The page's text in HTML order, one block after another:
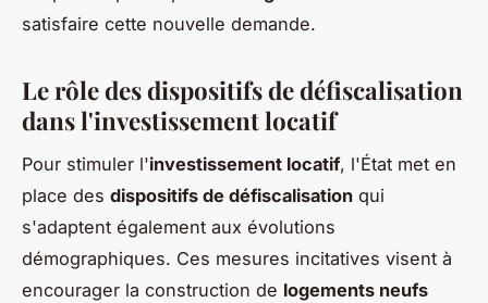
satisfaire cette nouvelle demande.
Le rôle des dispositifs de défiscalisation
dans l'investissement locatif
Pour stimuler l'investissement locatif, l'État met en
place des dispositifs de défiscalisation qui
s'adaptent également aux évolutions
démographiques. Ces mesures incitatives visent à
encourager la construction de logements neufs